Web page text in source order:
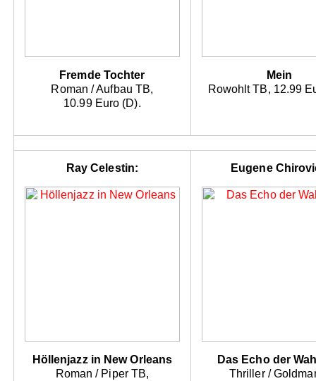
Fremde Tochter
Roman / Aufbau TB,
10.99 Euro (D).
Mein
Rowohlt TB, 12.99
Ray Celestin:
Höllenjazz in New Orleans
Roman / Piper TB,
Eugene
Das Echo der
Thriller /